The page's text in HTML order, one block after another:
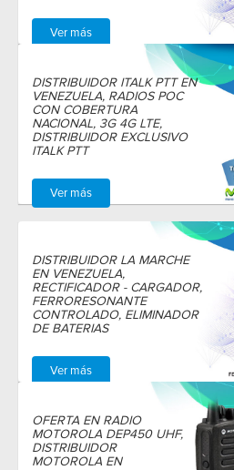
Ver más
DISTRIBUIDOR ITALK PTT EN
VENEZUELA, RADIOS POC
CON COBERTURA
NACIONAL, 3G 4G LTE,
DISTRIBUIDOR EXCLUSIVO
ITALK PTT
Ver más
DISTRIBUIDOR LA MARCHE
EN VENEZUELA,
RECTIFICADOR - CARGADOR,
FERRORESONANTE
CONTROLADO, ELIMINADOR
DE BATERIAS
Ver más
OFERTA EN RADIO
MOTOROLA DEP450 UHF,
DISTRIBUIDOR
MOTOROLA EN